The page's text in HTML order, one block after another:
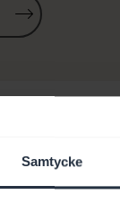
Samtycke